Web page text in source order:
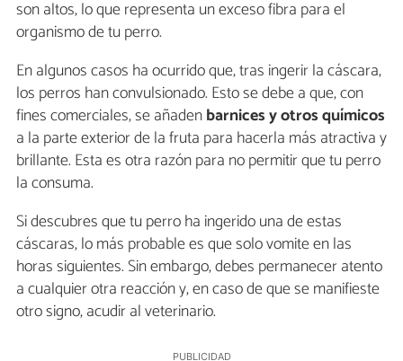
son altos, lo que representa un exceso fibra para el
organismo de tu perro.
En algunos casos ha ocurrido que, tras ingerir la cáscara,
los perros han convulsionado. Esto se debe a que, con
fines comerciales, se añadenbarnices y otros químicos
a la parte exterior de la fruta para hacerla más atractiva y
brillante. Esta es otra razón para no permitir que tu perro
la consuma.
Si descubres que tu perro ha ingerido una de estas
cáscaras, lo más probable es que solo vomite en las
horas siguientes. Sin embargo, debes permanecer atento
a cualquier otra reacción y, en caso de que se manifieste
otro signo, acudir al veterinario.